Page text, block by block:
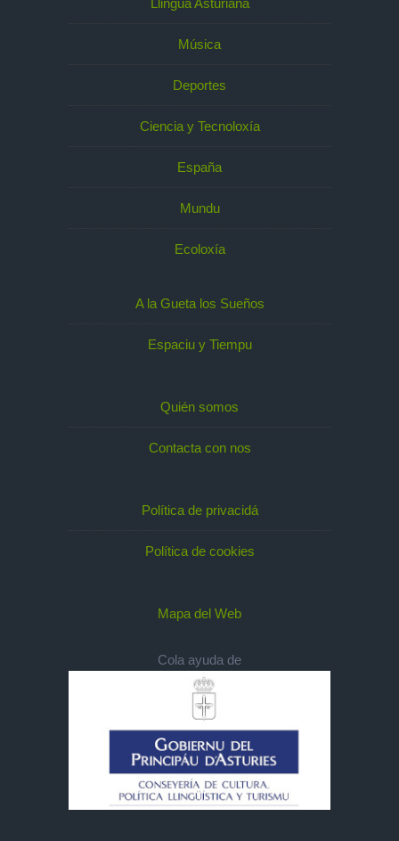
Música
Deportes
Ciencia y Tecnoloxía
España
Mundu
Ecoloxía
A la Gueta los Sueños
Espaciu y Tiempu
Quién somos
Contacta con nos
Política de privacidá
Política de cookies
Mapa del Web
Cola ayuda de